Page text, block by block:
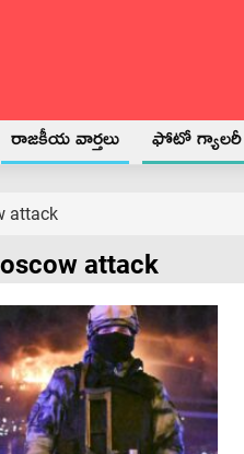
రాజకీయ వార్తలు ఫోటో గ్యాలరీ
attack
attack